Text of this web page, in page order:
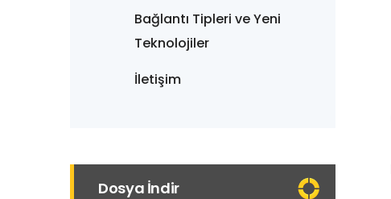
Bağlantı Tipleri ve Yeni
Teknolojiler
İletişim
Dosya İndir